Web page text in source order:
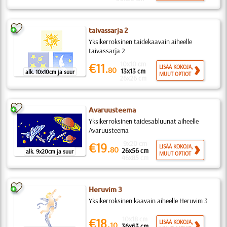
alk. 10x10cm ja suur
taivassarja 2
Yksikerroksinen taidekaavain aiheelle
taivassarja 2
€11.80 13x13 cm
LISÄÄ KOKOJA,
MUUT OPTIOT
alk. 9x20cm ja suur
Avaruusteema
Yksikerroksinen taidesabluunat aiheelle
Avaruusteema
€19.80 26x56 cm
LISÄÄ KOKOJA,
MUUT OPTIOT
Heruvim 3
Yksikerroksinen kaavain aiheelle Heruvim 3
€18.10
LISÄÄ KOKOJA,